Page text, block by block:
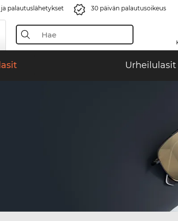
palautuslähetykset 30 päivän palautusoikeus
Urheilulasit